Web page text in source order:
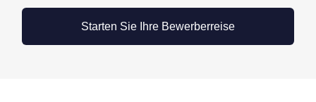
Starten Sie Ihre Bewerberreise